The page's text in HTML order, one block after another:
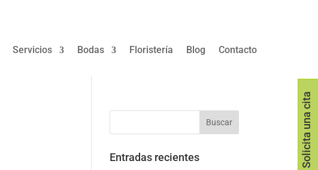
Servicios Bodas Floristería Blog Contacto
Entradas recientes Solicita una cita